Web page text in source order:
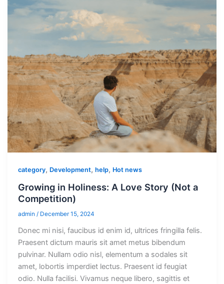
category, Development,help, Hot news
Growing in Holiness: A Love Story (Not a
Competition)
admin/ December 15, 2024
Donec mi nisi, faucibus id enim id, ultrices fringilla felis.
Praesent dictum mauris sit amet metus bibendum
pulvinar. Nullam odio nisl, elementum a sodales sit
amet, lobortis imperdiet lectus. Praesent id feugiat
odio. Nulla facilisi. Vivamus neque libero, sagittis et